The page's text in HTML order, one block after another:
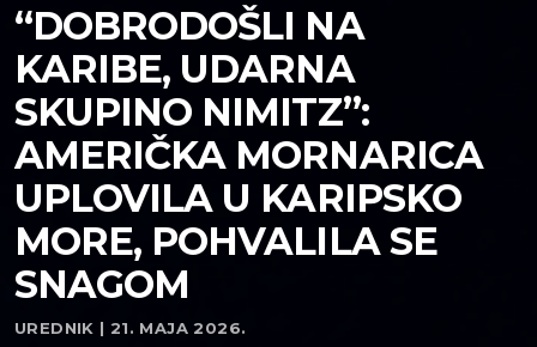
“DOBRODOŠLI NA
KARIBE, UDARNA
SKUPINO NIMITZ”:
AMERIČKA MORNARICA
UPLOVILA U KARIPSKO
MORE, POHVALILA SE
SNAGOM
UREDNIK | 21. MAJA 2026.